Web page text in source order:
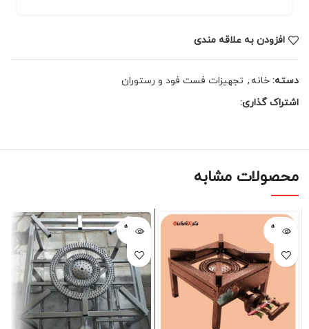
افزودن به علاقه مندی
دسته: خانه , تجهیزات فست فود و رستوران
اشتراک گذاری:
محصولات مشابه
فروخته
شده
فروخته
شده